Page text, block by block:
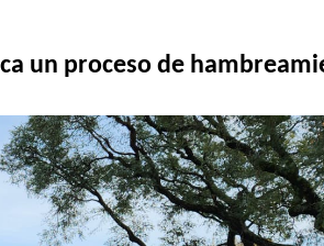
un proceso de